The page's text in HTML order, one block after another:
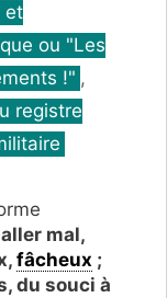
et
ou "Les
!" ,
registre
aller mal,
fâcheux ;
du souci à